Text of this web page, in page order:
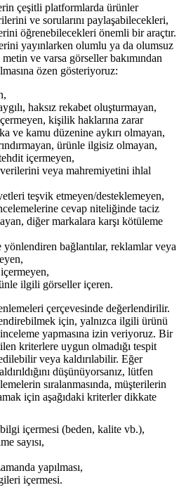
çeşitli platformlarda ürünler
ve sorularını paylaşabilecekleri,
öğrenebilecekleri önemli bir araçtır.
yayınlarken olumlu ya da olumsuz
metin ve varsa görseller bakımından
özen gösteriyoruz:
haksız rekabet oluşturmayan,
kişilik haklarına zarar
ve kamu düzenine aykırı olmayan,
ürünle ilgisiz olmayan,
içermeyen,
verilerini veya mahremiyetini ihlal
teşvik etmeyen/desteklemeyen,
cevap niteliğinde taciz
diğer markalara karşı kötüleme
bağlantılar, reklamlar veya
ilgili görseller içeren.
çerçevesinde değerlendirilir.
için, yalnızca ilgili ürünü
yapmasına izin veriyoruz. Bir
kriterlere uygun olmadığı tespit
veya kaldırılabilir. Eğer
düşünüyorsanız, lütfen
sıralanmasında, müşterilerin
için aşağıdaki kriterler dikkate
içermesi (beden, kalite vb.),
sayısı,
yapılması,
içermesi.